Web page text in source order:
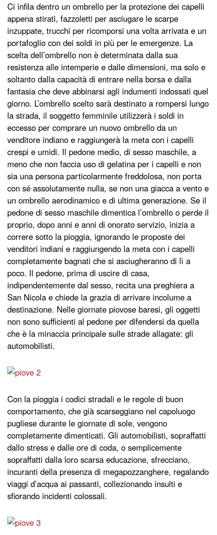
Ci infila dentro un ombrello per la protezione dei capelli
appena stirati, fazzoletti per asciugare le scarpe
inzuppate, trucchi per ricomporsi una volta arrivata e un
portafoglio con dei soldi in più per le emergenze. La
scelta dell’ombrello non è determinata dalla sua
resistenza alle intemperie e dalle dimensioni, ma solo e
soltanto dalla capacità di entrare nella borsa e dalla
fantasia che deve abbinarsi agli indumenti indossati quel
giorno. L’ombrello scelto sarà destinato a rompersi lungo
la strada, il soggetto femminile utilizzerà i soldi in
eccesso per comprare un nuovo ombrello da un
venditore indiano e raggiungerà la meta con i capelli
crespi e umidi. Il pedone medio, di sesso maschile, a
meno che non faccia uso di gelatina per i capelli e non
sia una persona particolarmente freddolosa, non porta
con sé assolutamente nulla, se non una giacca a vento e
un ombrello aerodinamico e di ultima generazione. Se il
pedone di sesso maschile dimentica l’ombrello o perde il
proprio, dopo anni e anni di onorato servizio, inizia a
correre sotto la pioggia, ignorando le proposte dei
venditori indiani e raggiungendo la meta con i capelli
completamente bagnati che si asciugheranno di lì a
poco. Il pedone, prima di uscire di casa,
indipendentemente dal sesso, recita una preghiera a
San Nicola e chiede la grazia di arrivare incolume a
destinazione. Nelle giornate piovose baresi, gli oggetti
non sono sufficienti al pedone per difendersi da quella
che è la minaccia principale sulle strade allagate: gli
automobilisti.
Con la pioggia i codici stradali e le regole di buon
comportamento, che già scarseggiano nel capoluogo
pugliese durante le giornate di sole, vengono
completamente dimenticati. Gli automobilisti, sopraffatti
dallo stress e dalle ore di coda, o semplicemente
sopraffatti dalla loro scarsa educazione, sfrecciano,
incuranti della presenza di megapozzanghere, regalando
viaggi d’acqua ai passanti, collezionando insulti e
sfiorando incidenti colossali.